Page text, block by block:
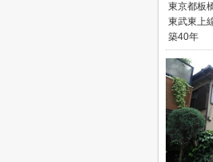
東京都板
東武東上
築40年